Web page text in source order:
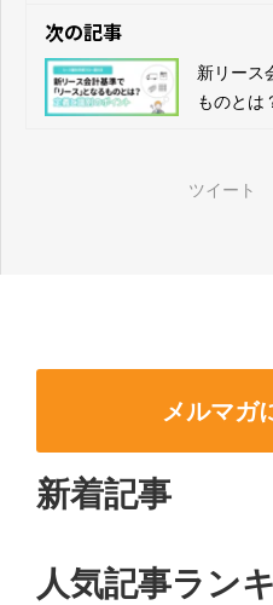
次の記事
新リース
ものとは
ツイート
メルマガ
新着記事
人気記事ラン